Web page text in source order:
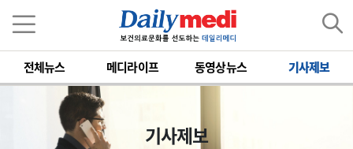
전체뉴스 메디라이프 동영상뉴스 기사제보
기사제보